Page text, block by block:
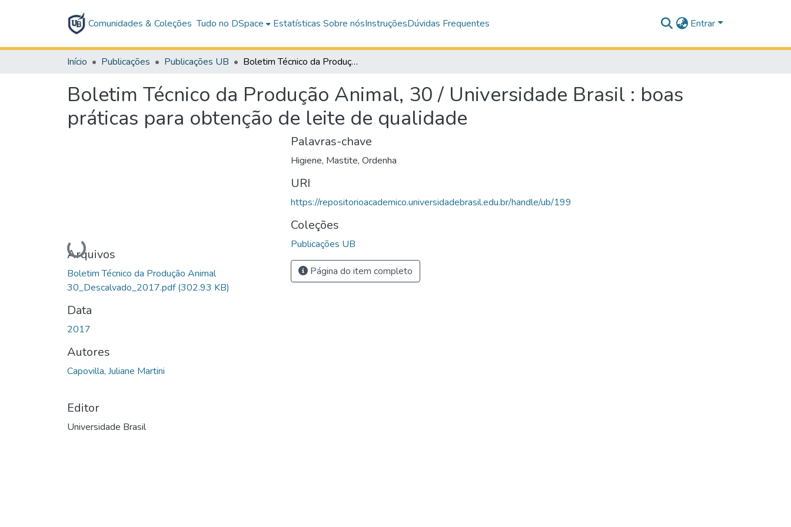
Comunidades & Coleções Tudo no DSpace Estatísticas Sobre nósInstruçõesDúvidas Frequentes Entrar
Início Publicações Publicações UB Boletim Técnico da Produção Animal, 30 / Universidade Brasil : boas práticas para obtenção de leite de qualidade
Boletim Técnico da Produção Animal, 30 / Universidade Brasil : boas
práticas para obtenção de leite de qualidade
Carregando...
Arquivos
Boletim Técnico da Produção Animal
30_Descalvado_2017.pdf(302.93 KB)
Data
2017
Autores
Capovilla, Juliane Martini
Editor
Universidade Brasil
Palavras-chave
Higiene, Mastite, Ordenha
URI
https://repositorioacademico.universidadebrasil.edu.br/handle/ub/199
Coleções
Publicações UB
Página do item completo